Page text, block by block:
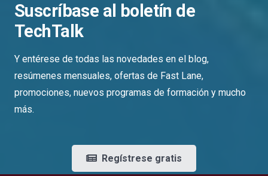
Suscríbase al boletín de
TechTalk
Y entérese de todas las novedades en el blog,
resúmenes mensuales, ofertas de Fast Lane,
promociones, nuevos programas de formación y mucho
más.
Regístrese gratis